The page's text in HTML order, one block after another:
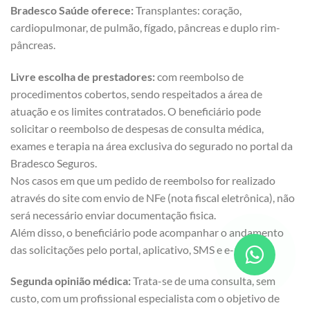
Bradesco Saúde oferece:Transplantes: coração,
cardiopulmonar, de pulmão, fígado, pâncreas e duplo rim-
pâncreas.
Livre escolha de prestadores:com reembolso de
procedimentos cobertos, sendo respeitados a área de
atuação e os limites contratados. O beneficiário pode
solicitar o reembolso de despesas de consulta médica,
exames e terapia na área exclusiva do segurado no portal da
Bradesco Seguros.
Nos casos em que um pedido de reembolso for realizado
através do site com envio de NFe (nota fiscal eletrônica), não
será necessário enviar documentação fisica.
Além disso, o beneficiário pode acompanhar o andamento
das solicitações pelo portal, aplicativo, SMS e e-mail.
Segunda opinião médica:Trata-se de uma consulta, sem
custo, com um profissional especialista com o objetivo de